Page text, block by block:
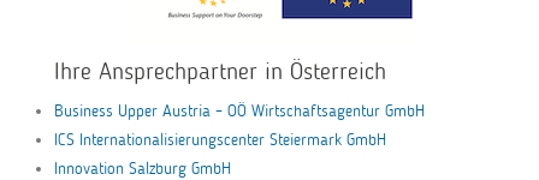
Ihre Ansprechpartner in Österreich
Business Upper Austria – OÖ Wirtschaftsagentur GmbH
ICS Internationalisierungscenter Steiermark GmbH
Innovation Salzburg GmbH